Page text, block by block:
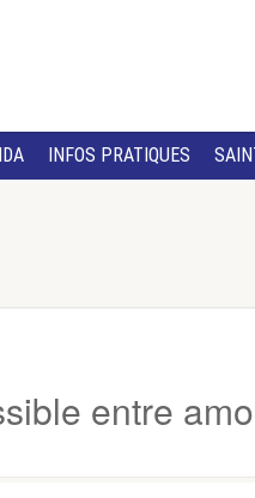
INFOS PRATIQUES
entre